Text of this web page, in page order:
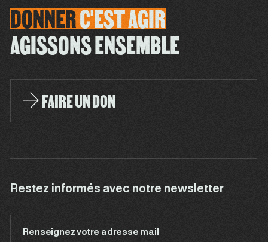
DONNERC'ESTAGIR
AGISSONS ENSEMBLE
FAIRE UN DON
Restez informés avec notre newsletter
Renseignez votre adresse mail